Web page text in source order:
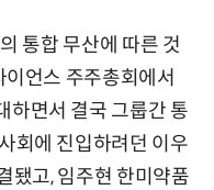
통합 무산에 따른 것
언스 주주총회에서
하면서 결국 그룹간 통
회에 진입하려던 이우
됐고, 임주현 한미약품